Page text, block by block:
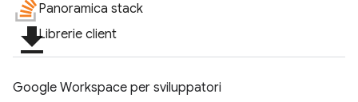
Panoramica stack
file_downloadLibrerie client
Google Workspace per sviluppatori